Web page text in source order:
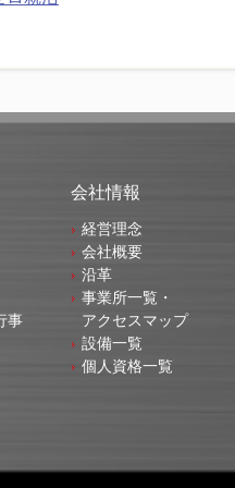
事
会社情報
経営理念
会社概要
沿革
事業所一覧・
アクセスマップ
設備一覧
個人資格一覧